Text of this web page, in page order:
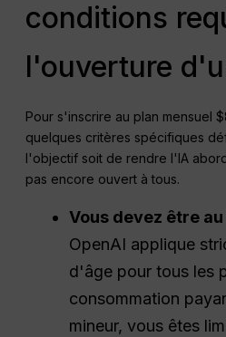
conditions
l'ouverture
Pour s'inscrire au plan mensuel
quelques critères spécifiques
l'objectif soit de rendre l'IA
pas encore ouvert à tous.
Vous devez être
OpenAI applique
d'âge pour tous les
consommation
mineur, vous êtes